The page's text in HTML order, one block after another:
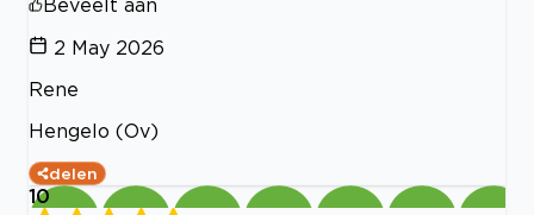
2 May 2026
Rene
Hengelo (Ov)
delen
10